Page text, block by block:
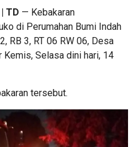
TD — Kebakaran
di Perumahan Bumi Indah
RB 3, RT 06 RW 06, Desa
Kemis, Selasa dini hari, 14
tersebut.